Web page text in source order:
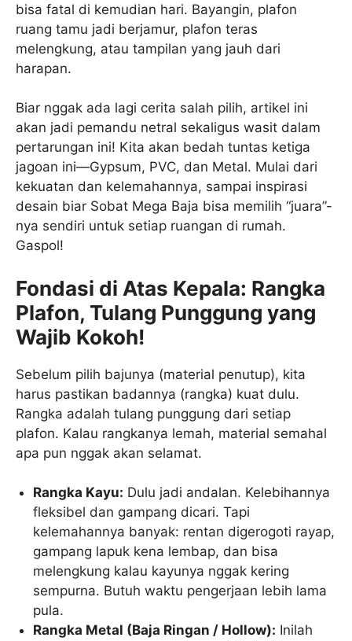
bisa fatal di kemudian hari. Bayangin, plafon
ruang tamu jadi berjamur, plafon teras
melengkung, atau tampilan yang jauh dari
harapan.
Biar nggak ada lagi cerita salah pilih, artikel ini
akan jadi pemandu netral sekaligus wasit dalam
pertarungan ini! Kita akan bedah tuntas ketiga
jagoan ini—Gypsum, PVC, dan Metal. Mulai dari
kekuatan dan kelemahannya, sampai inspirasi
desain biar Sobat Mega Baja bisa memilih “juara”-
nya sendiri untuk setiap ruangan di rumah.
Gaspol!
Fondasi di Atas Kepala: Rangka
Plafon, Tulang Punggung yang
Wajib Kokoh!
Sebelum pilih bajunya (material penutup), kita
harus pastikan badannya (rangka) kuat dulu.
Rangka adalah tulang punggung dari setiap
plafon. Kalau rangkanya lemah, material semahal
apa pun nggak akan selamat.
Rangka Kayu: Dulu jadi andalan. Kelebihannya
fleksibel dan gampang dicari. Tapi
kelemahannya banyak: rentan digerogoti rayap,
gampang lapuk kena lembap, dan bisa
melengkung kalau kayunya nggak kering
sempurna. Butuh waktu pengerjaan lebih lama
pula.
Rangka Metal (Baja Ringan / Hollow): Inilah